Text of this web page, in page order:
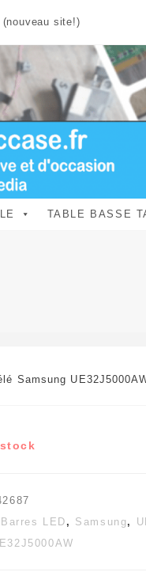
site!)
TABLE BASSE
Samsung
Barres LED , Samsung,